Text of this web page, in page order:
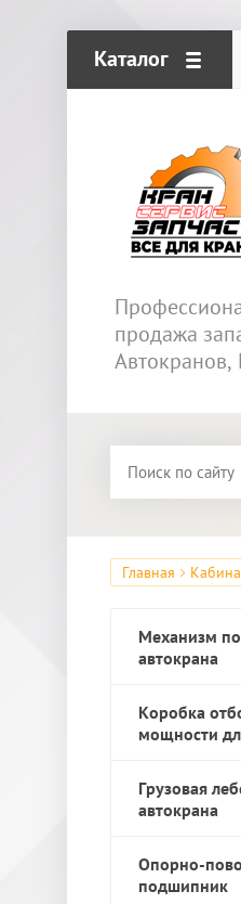
Каталог
продажа
Главная
Механизм
автокрана
Коробка
мощности
Грузовая
автокрана
Опорно-
подшипник